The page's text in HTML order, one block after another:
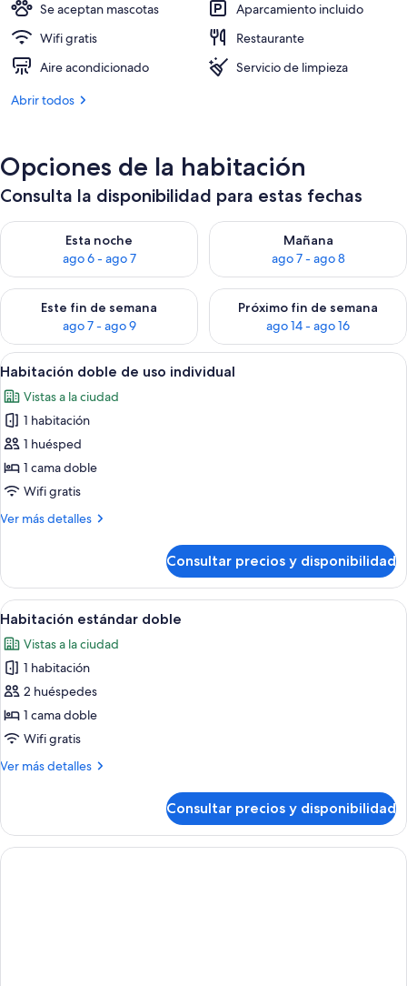
Se sirven almuerzos y cenas
Se aceptan mascotas
Aparcamiento incluido
Wifi gratis
Restaurante
Aire acondicionado
Servicio de limpieza
Abrir todos
Opciones de la habitación
Consulta la disponibilidad para estas fechas
Esta noche
ago 6 - ago 7
Consulta la disponibilidad para esta noche, ago 6 - ago 7
Mañana
ago 7 - ago 8
Consulta la disponibilidad
Este fin de semana
ago 7 - ago 9
Consulta la disponibilidad para este fin de semana, ago 7 -
Próximo fin de semana
ago 14 - ago 16
Consulta la disponibilidad
Abrir
todas
las
fotos
de
Habitación
doble
uso
Un dormitorio con cama, cómoda,
8
Habitación doble de uso individual
Vistas a la ciudad
1 habitación
1 huésped
1 cama doble
Wifi gratis
Ver más detalles
Más
doble
de
uso
Consultar precios y disponibilidad
Abrir
todas
las
fotos
de
Habitación
estándar
Un dormitorio con cama, cómoda,
9
Habitación estándar doble
Vistas a la ciudad
1 habitación
2 huéspedes
1 cama doble
Wifi gratis
Ver más detalles
Más
estándar
doble
Consultar precios y disponibilidad